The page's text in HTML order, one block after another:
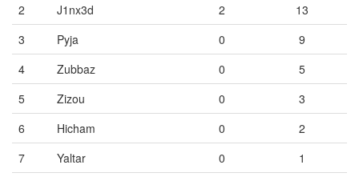
2
J1nx3d 2
13
3
Pyja 0
9
4
Zubbaz 0
5
5
Zizou 0
3
6
Hicham 0
2
7
Yaltar 0
1